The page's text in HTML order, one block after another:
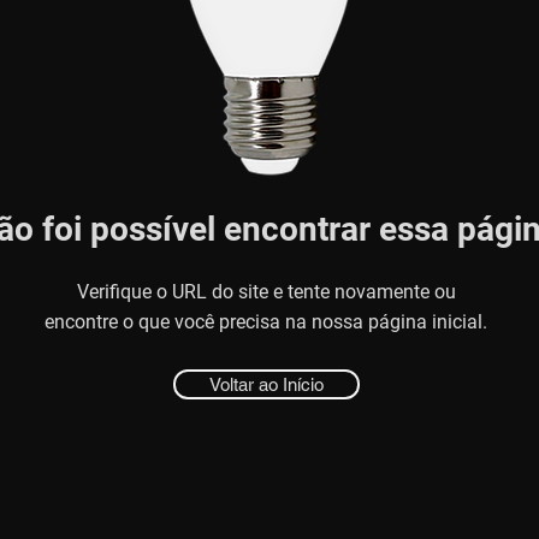
foi possível encontrar essa
Verifique o URL do site e tente novamente ou
encontre o que você precisa na nossa página inicial.
Voltar ao Início